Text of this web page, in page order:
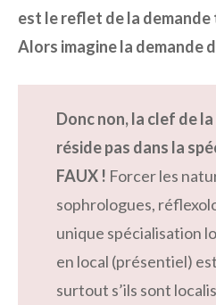
est le reflet de la
Alors imagine la demande
Donc non, la clef de
réside pas dans la
FAUX ! Forcer les
sophrologues,
unique spécialisation
en local (présentiel)
surtout s’ils sont